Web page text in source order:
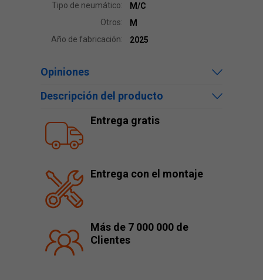
Tipo de neumático:
M/C
Otros:
M
Año de fabricación:
2025
Opiniones
Descripción del producto
Entrega gratis
Entrega con el montaje
Más de 7 000 000 de
Clientes